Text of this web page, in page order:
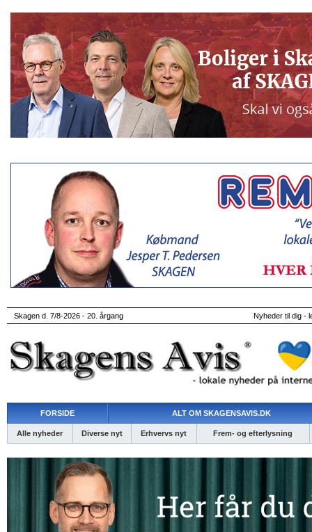
Skagen d. 7/8-2026 - 20. årgang Nyheder til dig -
FORSIDE ALT OM SKAGENSAVIS.DK
Alle nyheder Diverse nyt Erhvervs nyt Frem- og efterlysning